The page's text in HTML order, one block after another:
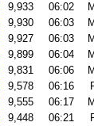
9,933 06:02
9,930 06:03
9,927 06:03
9,899 06:04
9,831 06:06
9,578 06:16
9,555 06:17
9,448 06:21